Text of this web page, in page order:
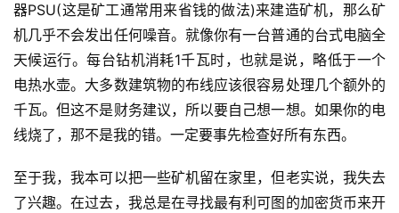
器PSU(这是矿工通常用来省钱的做法)来建造矿机，那么矿
机几乎不会发出任何噪音。就像你有一台普通的台式电脑全
天候运行。每台钻机消耗1千瓦时，也就是说，略低于一个
电热水壶。大多数建筑物的布线应该很容易处理几个额外的
千瓦。但这不是财务建议，所以要自己想一想。如果你的电
线烧了，那不是我的错。一定要事先检查好所有东西。
至于我，我本可以把一些矿机留在家里，但老实说，我失去
了兴趣。在过去，我总是在寻找最有利可图的加密货币来开